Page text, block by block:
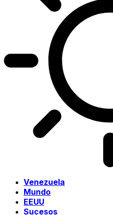
Venezuela
Mundo
EEUU
Sucesos